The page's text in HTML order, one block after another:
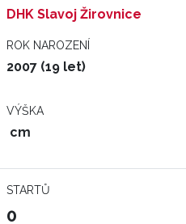
DHK Slavoj Žirovnice
ROK NAROZENÍ
2007 (19 let)
VÝŠKA
cm
STARTŮ
0